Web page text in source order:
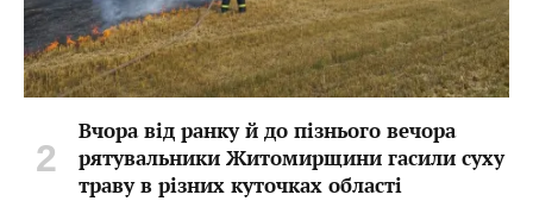
Вчора від ранку й до пізнього вечора
рятувальники Житомирщини гасили суху
траву в різних куточках області